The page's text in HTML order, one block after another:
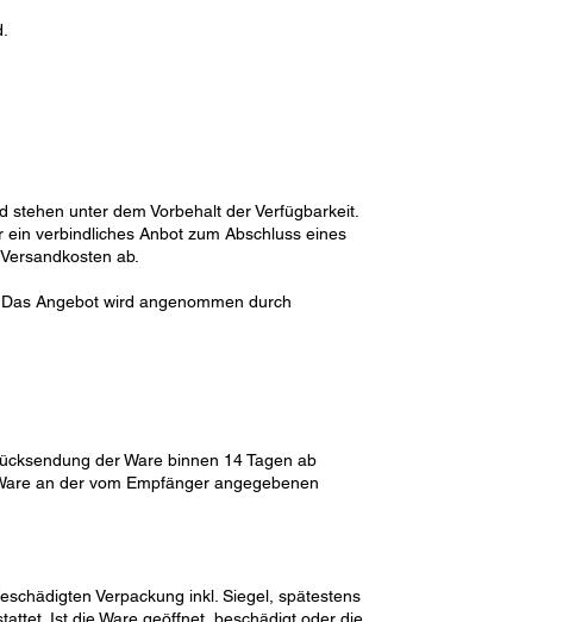
unter dem Vorbehalt der Verfügbarkeit.
verbindliches Anbot zum Abschluss eines
ab.
Angebot wird angenommen durch
der Ware binnen 14 Tagen ab
an der vom Empfänger angegebenen
Verpackung inkl. Siegel, spätestens